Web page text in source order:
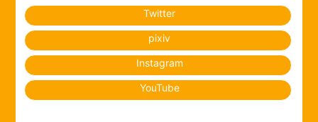
Twitter
pixiv
Instagram
YouTube